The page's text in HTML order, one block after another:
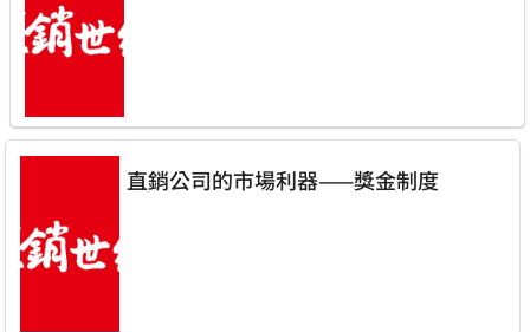
直銷公司的市場利器——獎金制度